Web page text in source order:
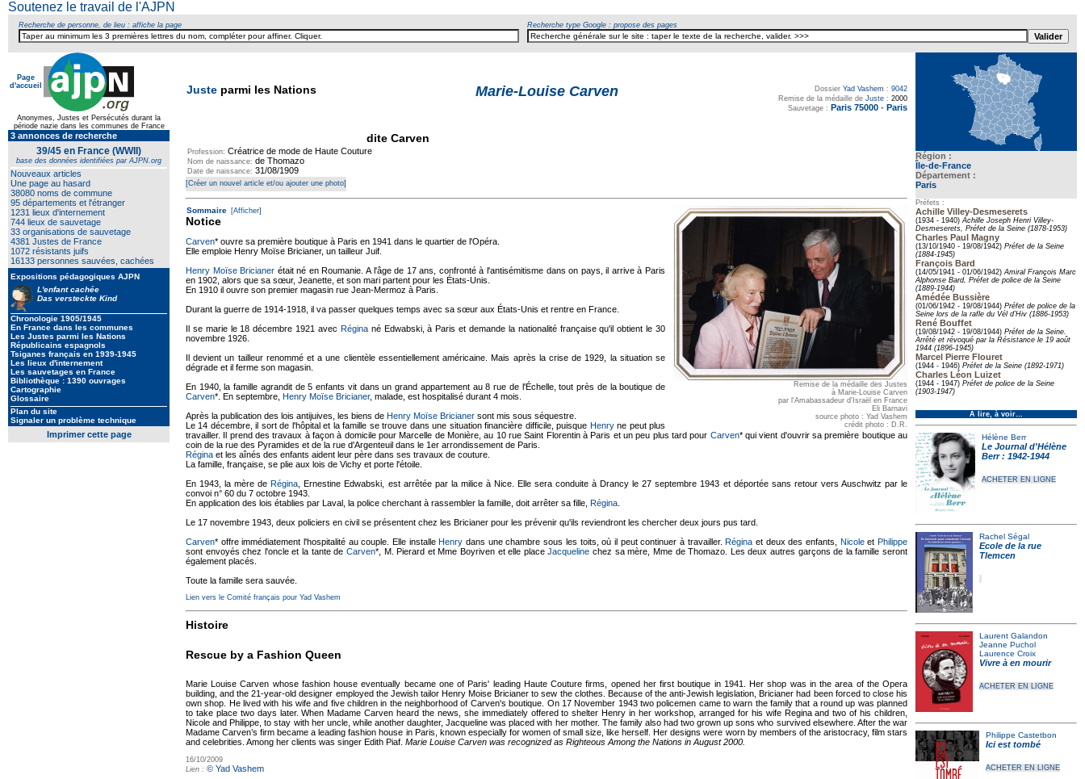
Soutenez le travail de l'AJPN
Recherche de personne, de lieu : affiche la page Recherche type Google : propose des pages
Page
d'accueil
Anonymes, Justes et Persécutés durant la
période nazie dans les communes de France
3 annonces de recherche
39/45 en France (WWII)
base des données identifiées par AJPN.org
Nouveaux articles
Une page au hasard
38080 noms de commune
95 départements et l'étranger
1231 lieux d'internement
744 lieux de sauvetage
33 organisations de sauvetage
4381 Justes de France
1072 résistants juifs
16133 personnes sauvées, cachées
Expositions pédagogiques AJPN
L'enfant cachée
Das versteckte Kind
Chronologie 1905/1945
En France dans les communes
Les Justes parmi les Nations
Républicains espagnols
Tsiganes français en 1939-1945
Les lieux d'internement
Les sauvetages en France
Bibliothèque : 1390 ouvrages
Cartographie
Glossaire
Plan du site
Signaler un problème technique
Imprimer cette page
Région :
Île-de-France
Département :
Paris
Préfets :
Achille Villey-Desmeserets
(1934 - 1940)Achille Joseph Henri Villey-
Desmeserets, Préfet de la Seine (1878-1953)
Charles Paul Magny
(13/10/1940 - 19/08/1942) Préfet de la Seine
(1884-1945)
François Bard
(14/05/1941 - 01/06/1942)Amiral François Marc
Alphonse Bard, Préfet de police de la Seine
(1889-1944)
Amédée Bussière
(01/06/1942 - 19/08/1944) Préfet de police de la
Seine lors de la rafle du Vél d’Hiv (1886-1953)
René Bouffet
(19/08/1942 - 19/08/1944) Préfet de la Seine.
Arrêté et révoqué par la Résistance le 19 août
1944 (1896-1945)
Marcel Pierre Flouret
(1944 - 1946) Préfet de la Seine (1892-1971)
Charles Léon Luizet
(1944 - 1947) Préfet de police de la Seine
(1903-1947)
À lire, à voir…
Hélène Berr
Le Journal d'Hélène
Berr : 1942-1944
ACHETER EN LIGNE
Rachel Ségal
Ecole de la rue
Tlemcen
Laurent Galandon
Jeanne Puchol
Laurence Croix
Vivre à en mourir
ACHETER EN LIGNE
Philippe Castetbon
Ici est tombé
ACHETER EN LIGNE
Juste parmi les Nations Marie-Louise Carven
dite Carven
Dossier Yad Vashem : 9042
Remise de la médaille de Juste : 2000
Sauvetage : Paris 75000 - Paris
Profession: Créatrice de mode de Haute Couture
Nom de naissance: de Thomazo
Date de naissance: 31/08/1909
[Créer un nouvel article et/ou ajouter une photo]
Remise de la médaille des Justes
à Marie-Louise Carven
par l'Amabassadeur d'Israël en France
Eli Barnavi
source photo : Yad Vashem
crédit photo : D.R.
Sommaire [Afficher]
Notice
Carven* ouvre sa première boutique à Paris en 1941 dans le quartier de l'Opéra.
Elle emploie Henry Moïse Bricianer, un tailleur Juif.
Henry Moïse Bricianer était né en Roumanie. A l'âge de 17 ans, confronté à l'antisémitisme dans on pays, il arrive à Paris
en 1902, alors que sa sœur, Jeanette, et son mari partent pour les États-Unis.
En 1910 il ouvre son premier magasin rue Jean-Mermoz à Paris.
Durant la guerre de 1914-1918, il va passer quelques temps avec sa sœur aux États-Unis et rentre en France.
Il se marie le 18 décembre 1921 avec Réginané Edwabski, à Paris et demande la nationalité française qu'il obtient le 30
novembre 1926.
Il devient un tailleur renommé et a une clientèle essentiellement américaine. Mais après la crise de 1929, la situation se
dégrade et il ferme son magasin.
En 1940, la famille agrandit de 5 enfants vit dans un grand appartement au 8 rue de l'Échelle, tout près de la boutique de
Carven*. En septembre, Henry Moïse Bricianer, malade, est hospitalisé durant 4 mois.
Après la publication des lois antijuives, les biens de Henry Moïse Bricianer sont mis sous séquestre.
Le 14 décembre, il sort de l'hôpital et la famille se trouve dans une situation financière difficile, puisque Henryne peut plus
travailler. Il prend des travaux à façon à domicile pour Marcelle de Monière, au 10 rue Saint Florentin à Paris et un peu plus tard pour Carven* qui vient d'ouvrir sa première boutique au
coin de la rue des Pyramides et de la rue d'Argenteuil dans le 1er arrondissement de Paris.
Régina et les aînés des enfants aident leur père dans ses travaux de couture.
La famille, française, se plie aux lois de Vichy et porte l'étoile.
En 1943, la mère deRégina , Ernestine Edwabski, est arrêtée par la milice à Nice. Elle sera conduite à Drancy le 27 septembre 1943 et déportée sans retour vers Auschwitz par le
convoi n° 60 du 7 octobre 1943.
En application des lois établies par Laval, la police cherchant à rassembler la famille, doit arrêter sa fille, Régina
Le 17 novembre 1943, deux policiers en civil se présentent chez les Bricianer pour les prévenir qu'ils reviendront les chercher deux jours pus tard.
Carven* offre immédiatement l'hospitalité au couple. Elle installeHenry dans une chambre sous les toits, où il peut continuer à travailler.Régina et deux des enfants, NicoleetPhilippe
sont envoyés chez l'oncle et la tante de Carven*, M. Pierard et Mme Boyriven et elle placeJacqueline chez sa mère, Mme de Thomazo. Les deux autres garçons de la famille seront
également placés.
Toute la famille sera sauvée.
Lien vers le Comité français pour Yad Vashem
Histoire
Rescue by a Fashion Queen
Marie Louise Carven whose fashion house eventually became one of Paris' leading Haute Couture firms, opened her first boutique in 1941. Her shop was in the area of the Opera
building, and the 21-year-old designer employed the Jewish tailor Henry Moise Bricianer to sew the clothes. Because of the anti-Jewish legislation, Bricianer had been forced to close his
own shop. He lived with his wife and five children in the neighborhood of Carven's boutique. On 17 November 1943 two policemen came to warn the family that a round up was planned
to take place two days later. When Madame Carven heard the news, she immediately offered to shelter Henry in her workshop, arranged for his wife Regina and two of his children,
Nicole and Philippe, to stay with her uncle, while another daughter, Jacqueline was placed with her mother. The family also had two grown up sons who survived elsewhere. After the war
Madame Carven’s firm became a leading fashion house in Paris, known especially for women of small size, like herself. Her designs were worn by members of the aristocracy, film stars
and celebrities. Among her clients was singer Edith Piaf. Marie Louise Carven was recognized as Righteous Among the Nations in August 2000.
16/10/2009
Lien : © Yad Vashem